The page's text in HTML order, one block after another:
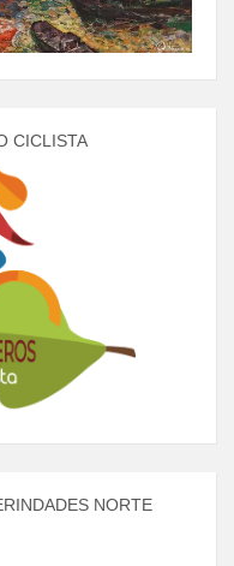
CICLISTA
NORTE